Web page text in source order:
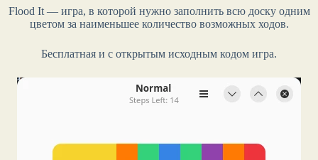
Flood It — игра, в которой нужно заполнить всю доску одним
цветом за наименьшее количество возможных ходов.
Бесплатная и с открытым исходным кодом игра.